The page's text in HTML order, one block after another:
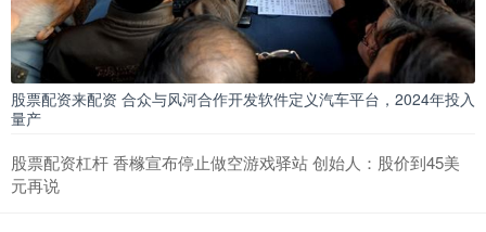
股票配资来配资 合众与风河合作开发软件定义汽车平台，2024年投入
量产
股票配资杠杆 香橼宣布停止做空游戏驿站 创始人：股价到45美
元再说